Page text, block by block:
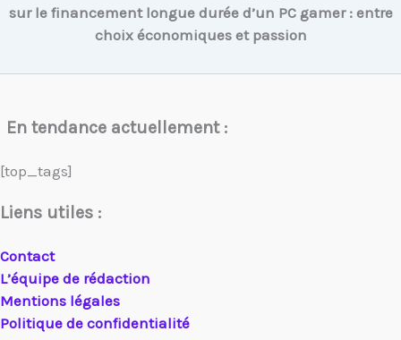
sur le financement longue durée d’un PC gamer : entre
choix économiques et passion
En tendance actuellement :
[top_tags]
Liens utiles :
Contact
L’équipe de rédaction
Mentions légales
Politique de confidentialité